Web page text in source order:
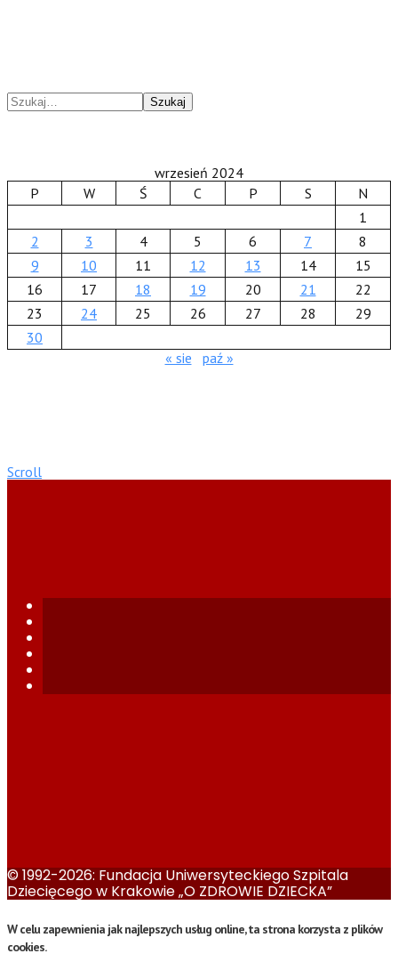
Szukaj
wrzesień 2024
P
W Ś C P S
N
1
2
3 4 5 6 7
8
9
10 11 12 13 14
15
16
17 18 19 20 21
22
23
24 25 26 27 28
29
30
« sie
paź »
Scroll
© 1992-2026: Fundacja Uniwersyteckiego Szpitala
Dziecięcego w Krakowie „O ZDROWIE DZIECKA”
W celu zapewnienia jak najlepszych usług online, ta strona korzysta z plików
cookies.